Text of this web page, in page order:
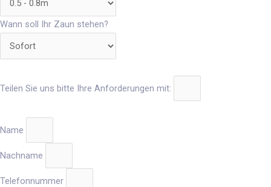
Wann soll Ihr Zaun stehen?
Teilen Sie uns bitte Ihre Anforderungen mit:
Name
Nachname
Telefonnummer